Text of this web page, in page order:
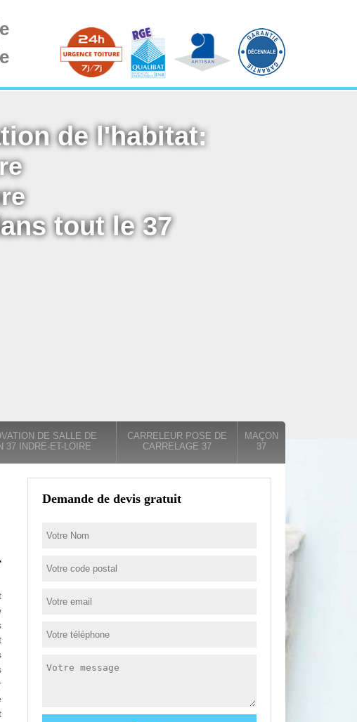
de l'habitat:
tout le 37
DE SALLE DE
37 INDRE-ET-LOIRE
CARRELEUR POSE DE
CARRELAGE 37
MAÇON
37
Demande de devis gratuit